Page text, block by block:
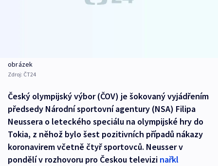
obrázek
Zdroj: ČT24
Český olympijský výbor (ČOV) je šokovaný vyjádřením
předsedy Národní sportovní agentury (NSA) Filipa
Neussera o leteckého speciálu na olympijské hry do
Tokia, z něhož bylo šest pozitivních případů nákazy
koronavirem včetně čtyř sportovců. Neusser v
pondělí v rozhovoru pro Českou televizi nařkl